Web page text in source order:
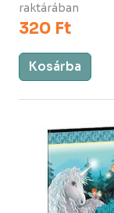
raktárában
320 Ft
Kosárba